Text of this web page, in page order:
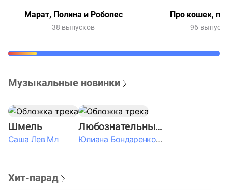
Марат, Полина и Робопес
38 выпусков
Про кошек,
96
Музыкальные новинки
Шмель
Саша Лев Мл
Любознательные Дети
Юлиана Бондаренко & Амелия Колпакова & Егор Егоров & Валерия Шевченко & Ксюша Косичкина
Хит-парад